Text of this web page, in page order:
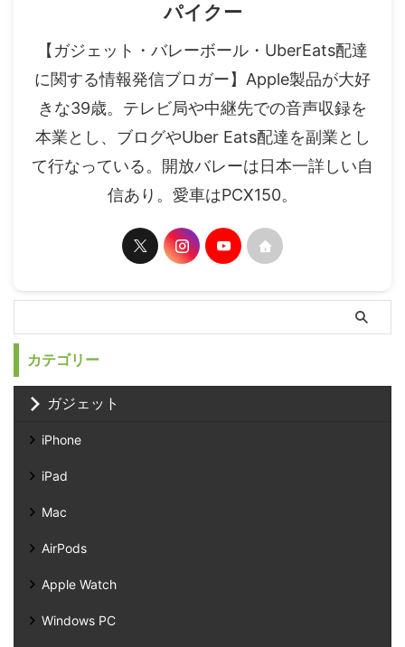
パイクー
【ガジェット・バレーボール・UberEats配達
に関する情報発信ブロガー】Apple製品が大好
きな39歳。テレビ局や中継先での音声収録を
本業とし、ブログやUber Eats配達を副業とし
て行なっている。開放バレーは日本一詳しい自
信あり。愛車はPCX150。
カテゴリー
ガジェット
iPhone
iPad
Mac
AirPods
Apple Watch
Windows PC